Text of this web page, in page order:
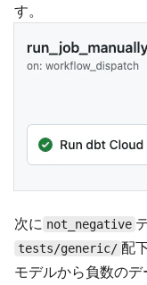
す。
次に not_negative
tests/generic/ 配
モデルから負数の